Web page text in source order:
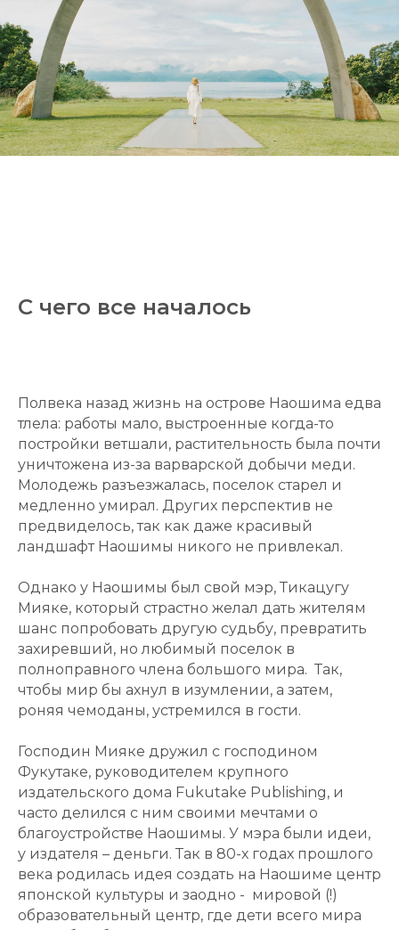
С чего все началось
Полвека назад жизнь на острове Наошима едва
тлела: работы мало, выстроенные когда-то
постройки ветшали, растительность была почти
уничтожена из-за варварской добычи меди.
Молодежь разъезжалась, поселок старел и
медленно умирал. Других перспектив не
предвиделось, так как даже красивый
ландшафт Наошимы никого не привлекал.
Однако у Наошимы был свой мэр, Тикацугу
Мияке, который страстно желал дать жителям
шанс попробовать другую судьбу, превратить
захиревший, но любимый поселок в
полноправного члена большого мира. Так,
чтобы мир бы ахнул в изумлении, а затем,
роняя чемоданы, устремился в гости.
Господин Мияке дружил с господином
Фукутаке, руководителем крупного
издательского дома Fukutake Publishing, и
часто делился с ним своими мечтами о
благоустройстве Наошимы. У мэра были идеи,
у издателя – деньги. Так в 80-х годах прошлого
века родилась идея создать на Наошиме центр
японской культуры и заодно - мировой (!)
образовательный центр, где дети всего мира